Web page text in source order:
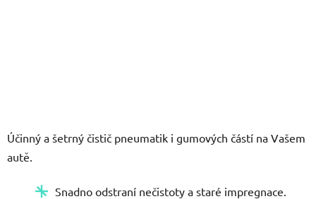
Účinný a šetrný čistič pneumatik i gumových částí na Vašem
autě.
Snadno odstraní nečistoty a staré impregnace.